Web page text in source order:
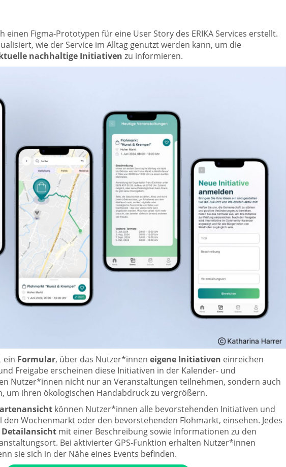
einen Figma-Prototypen für eine User Story des ERIKA Services erstellt.
wie der Service im Alltag genutzt werden kann, um die
nachhaltige Initiativen zu informieren.
ein Formular, über das Nutzer*innen eigene Initiativen einreichen
Freigabe erscheinen diese Initiativen in der Kalender- und
Nutzer*innen nicht nur an Veranstaltungen teilnehmen, sondern auch
um ihren ökologischen Handabdruck zu vergrößern.
können Nutzer*innen alle bevorstehenden Initiativen und
den Wochenmarkt oder den bevorstehenden Flohmarkt, einsehen. Jedes
Detailansicht mit einer Beschreibung sowie Informationen zu den
Bei aktivierter GPS-Funktion erhalten Nutzer*innen
sie sich in der Nähe eines Events befinden.